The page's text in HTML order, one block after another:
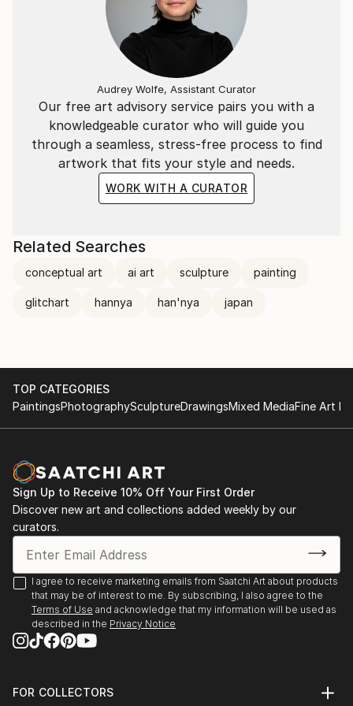
quello che siamo e di quello che è.
"L'essenziale è invisibile agli occhi".
La situazione attuale, quello che ci circonda, ci
porterà a vivere in un mondo "surrogato";
Ricreato ad hoc per vedere quello che non ci sarà più.
Conceptual art
Working with ceramic, concrete, wood etc
Our free art advisory service pairs you with a
knowledgeable curator who will guide you
through a seamless, stress-free process to find
artwork that fits your style and needs.
WORK WITH A CURATOR
Audrey Wolfe, Assistant Curator
Related Searches
conceptual art ai art sculpture painting
glitchart hannya han'nya japan
TOP CATEGORIES
PaintingsPhotographySculptureDrawingsMixed MediaFine Art
Sign Up to Receive 10% Off Your First Order
Discover new art and collections added weekly by our
curators.
I agree to receive marketing emails from Saatchi Art about products
that may be of interest to me. By subscribing, I also agree to the
Terms of Use and acknowledge that my information will be used as
described in the Privacy Notice
FOR COLLECTORS